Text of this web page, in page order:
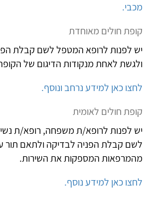
מכבי.
קופת חולים מאוחדת
יש לפנות לרופא המטפל לשם קבלת
ולגשת לאחת מנקודות הדיגום של
לחצו כאן למידע נרחב ונוסף.
קופת חולים לאומית
יש לפנות לרופא/ת משפחה, רופא/ת
לשם קבלת הפניה לבדיקה ולתאם
מהמרפאות המספקות את השירות.
לחצו כאן למידע נוסף.